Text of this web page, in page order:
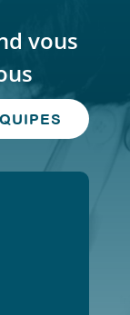
vous